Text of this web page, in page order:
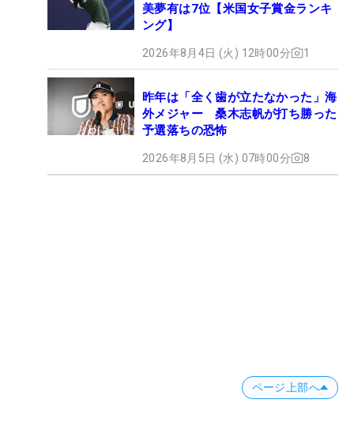
美夢有は7位【米国女子賞金ランキ
ング】
2026年8月4日 (火) 12時00分 1
昨年は「全く歯が立たなかった」海
外メジャー 桑木志帆が打ち勝った
予選落ちの恐怖
2026年8月5日 (水) 07時00分 8
ページ上部へ